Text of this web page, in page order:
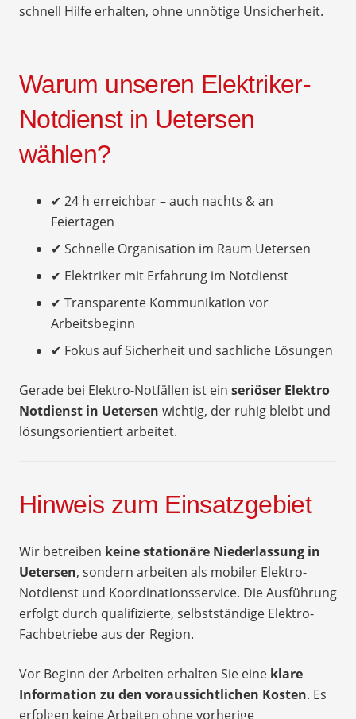
schnell Hilfe erhalten, ohne unnötige Unsicherheit.
Warum unseren Elektriker-
Notdienst in Uetersen
wählen?
✔ 24 h erreichbar – auch nachts & an
Feiertagen
✔ Schnelle Organisation im Raum Uetersen
✔ Elektriker mit Erfahrung im Notdienst
✔ Transparente Kommunikation vor
Arbeitsbeginn
✔ Fokus auf Sicherheit und sachliche Lösungen
Gerade bei Elektro-Notfällen ist ein seriöser Elektro
Notdienst in Uetersen wichtig, der ruhig bleibt und
lösungsorientiert arbeitet.
Hinweis zum Einsatzgebiet
Wir betreiben keine stationäre Niederlassung in
Uetersen, sondern arbeiten als mobiler Elektro-
Notdienst und Koordinationsservice. Die Ausführung
erfolgt durch qualifizierte, selbstständige Elektro-
Fachbetriebe aus der Region.
Vor Beginn der Arbeiten erhalten Sie eine klare
Information zu den voraussichtlichen Kosten. Es
erfolgen keine Arbeiten ohne vorherige